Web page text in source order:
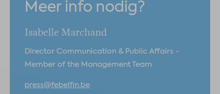
Meer info nodig?
Isabelle Marchand
Director Communication & Public Affairs -
Member of the Management Team
press@febelfin.be